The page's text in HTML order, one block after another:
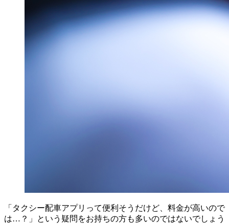
「タクシー配車アプリって便利そうだけど、料金が高いので
は…？」という疑問をお持ちの方も多いのではないでしょう